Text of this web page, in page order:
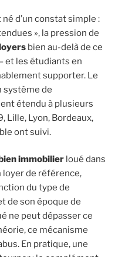
d’un constat simple :
», la pression de
bien au-delà de ce
et les étudiants en
supporter. Le
système de
étendu à plusieurs
Lille, Lyon, Bordeaux,
ont suivi.
immobilier loué dans
loyer de référence,
du type de
de son époque de
ne peut dépasser ce
ce mécanisme
En pratique, une